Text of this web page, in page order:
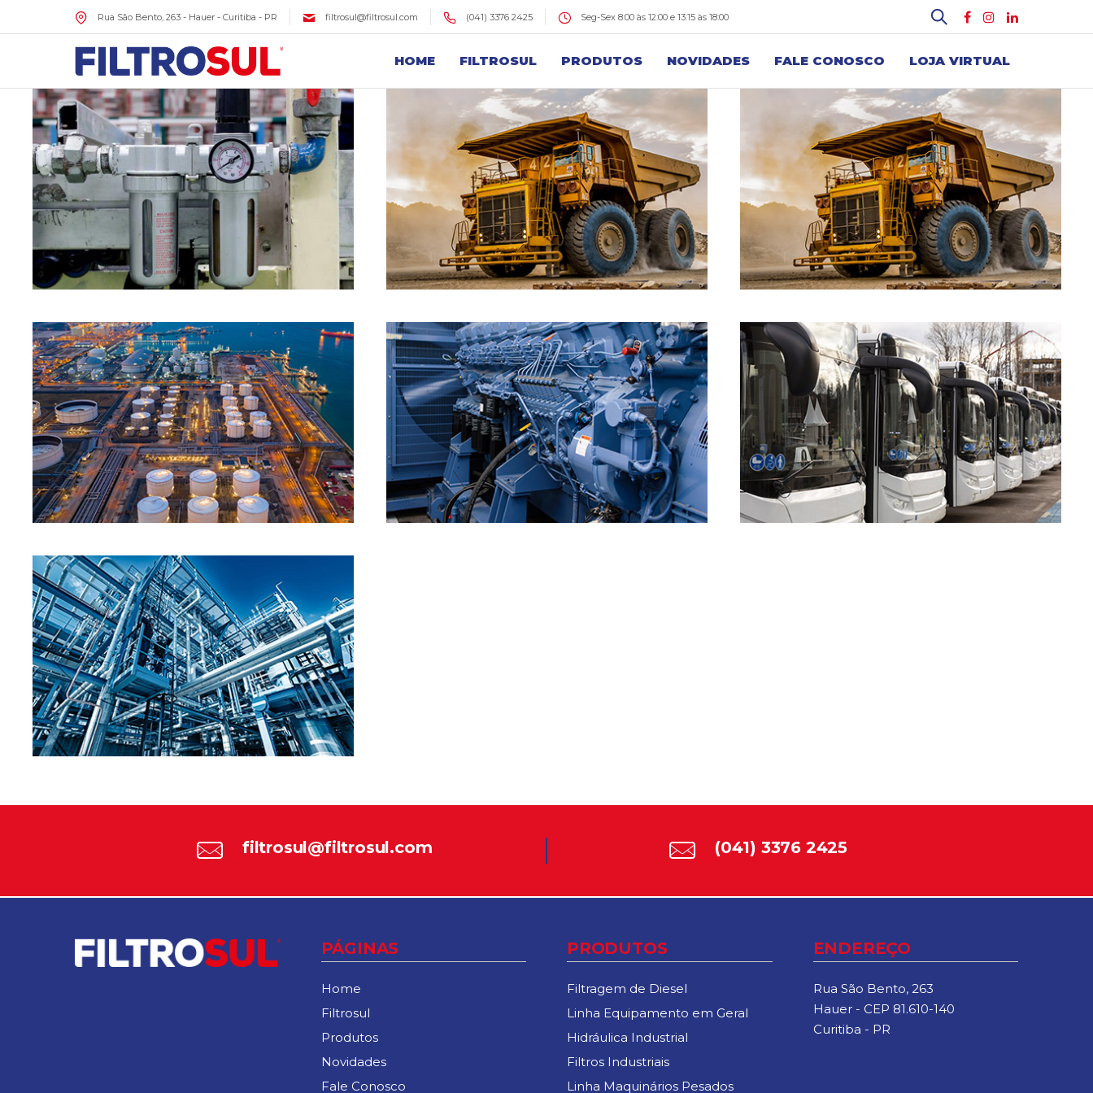
Rua São Bento, 263 - Hauer - Curitiba - PR filtrosul@filtrosul.com (041) 3376 2425 Seg-Sex 8:00 às 12:00 e 13:15 às 18:00
HOME FILTROSUL PRODUTOS NOVIDADES FALE CONOSCO LOJA VIRTUAL
LINHAS DE PRODUTOS LINHAS DE PRODUTOS LINHAS DE PRODUTOS
LINHAS DE PRODUTOS LINHAS DE PRODUTOS LINHAS DE PRODUTOS
LINHAS DE PRODUTOS
filtrosul@filtrosul.com (041) 3376 2425
PÁGINAS
Home
Filtrosul
Produtos
Novidades
Fale Conosco
PRODUTOS
Filtragem de Diesel
Linha Equipamento em Geral
Hidráulica Industrial
Filtros Industriais
Linha Maquinários Pesados
ENDEREÇO
Rua São Bento, 263
Hauer - CEP 81.610-140
Curitiba - PR